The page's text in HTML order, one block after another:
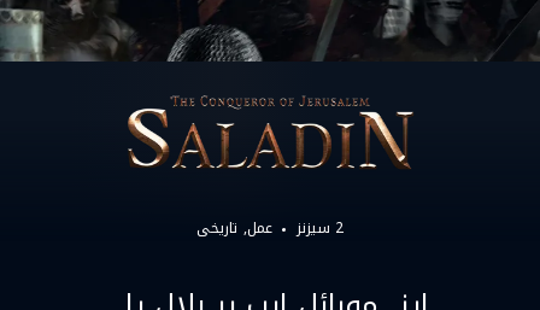
2 سیزنز عمل تاریخی